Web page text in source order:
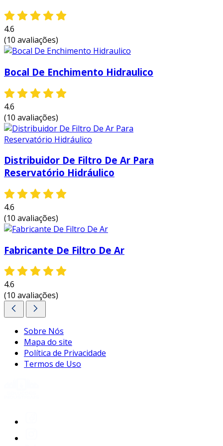
resultando em uma redução significativa
sustentabilidade:
podem ser limpos e reutilizados, uma
redução de resíduos sólidos, promovendo
práticas mais ecológicas.
limpos permitem um fluxo de ar mais
eficiente, resultando em menores custos
de energia para aquecer ou resfriar o
facilidade de manutenção:
filtros laváveis é simples e geralmente
pode ser realizada em casa, eliminando a
frequentes.
essas vantagens tornam o filtro de ar lavável
uma opção cada vez mais atraente,
sobre a sustentabilidade e os custos
operacionais cresce entre consumidores e
empresas.
entre em contato e solicite um orçamento
personalizado!
4.6
(10 avaliações)
Bocal De Enchimento Hidraulico
4.6
(10 avaliações)
Distribuidor De Filtro De Ar Para
Reservatório Hidráulico
4.6
(10 avaliações)
Fabricante De Filtro De Ar
4.6
(10 avaliações)
Sobre Nós
Mapa do site
Política de Privacidade
Termos de Uso